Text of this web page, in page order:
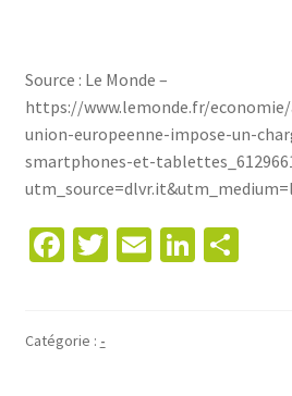
Source : Le Monde –
https://www.lemonde.fr/
union-europeenne-impose-un-
smartphones-et-
Fa
o
T E Li P
Catégorie : -